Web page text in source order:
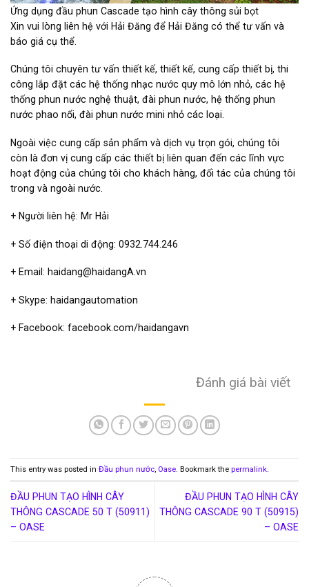
Ứng dụng đầu phun Cascade tạo hình cây thông sủi bọt
Xin vui lòng liên hệ với Hải Đăng để Hải Đăng có thể tư vấn và
báo giá cụ thể.
Chúng tôi chuyên tư vấn thiết kế, thiết kế, cung cấp thiết bị, thi
công lắp đặt các hệ thống nhạc nước quy mô lớn nhỏ, các hệ
thống phun nước nghệ thuật, đài phun nước, hệ thống phun
nước phao nổi, đài phun nước mini nhỏ các loại.
Ngoài việc cung cấp sản phẩm và dịch vụ trọn gói, chúng tôi
còn là đơn vị cung cấp các thiết bị liên quan đến các lĩnh vực
hoạt động của chúng tôi cho khách hàng, đối tác của chúng tôi
trong và ngoài nước.
+ Người liên hệ: Mr Hải
+ Số điện thoại di động: 0932.744.246
+ Email: haidang@haidangA.vn
+ Skype: haidangautomation
+ Facebook: facebook.com/haidangavn
Đánh giá bài viết
This entry was posted in Đầu phun nước, Oase. Bookmark the permalink.
ĐẦU PHUN TẠO HÌNH CÂY
THÔNG CASCADE 50 T (50911)
– OASE
ĐẦU PHUN TẠO HÌNH CÂY
THÔNG CASCADE 90 T (50915)
– OASE